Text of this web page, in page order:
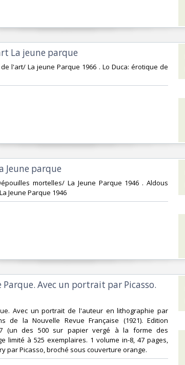
La jeune parque‎
de l'art/ La jeune Parque 1966 . Lo Duca: érotique de
Jeune parque‎
mortelles/ La Jeune Parque 1946 . Aldous
Jeune Parque 1946‎
Parque. Avec un portrait par Picasso.
Avec un portrait de l'auteur en lithographie par
de la Nouvelle Revue Française (1921). Edition
(un des 500 sur papier vergé à la forme des
limité à 525 exemplaires. 1 volume in-8, 47 pages,
par Picasso, broché sous couverture orange.‎